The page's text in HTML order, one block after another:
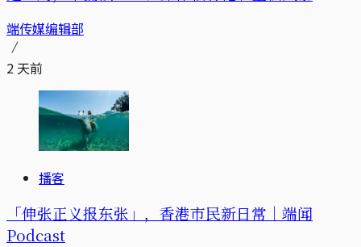
端传媒编辑部
2 天前
播客
「伸张正义报东张」，香港市民新日常｜端闻
Podcast